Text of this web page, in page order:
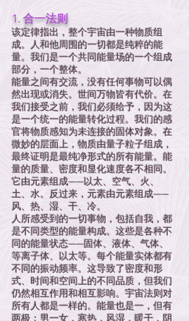
1. 合一法则
该定律指出，整个宇宙由一种物质组
成。人和他周围的一切都是纯粹的能
量。我们是一个共同能量场的一个组成
部分，一个整体。
能量之间有交流，没有任何事物可以偶
然出现或消失。世间万物皆有代价。在
我们接受之前，我们必须给予，因为这
是一个统一的能量转化过程。我们的感
官将物质感知为未连接的固体对象。在
微妙的层面上，物质由量子粒子组成，
最终证明是最纯净形式的所有能量。能
量的质量、密度和显化速度各不相同。
它由元素组成——以太、空气、火、
土、水。反过来，元素由元素组成——
风、热、湿、干、冷。
人所感受到的一切事物，包括自我，都
是不同类型的能量构成。这些是各种不
同的能量状态——固体、液体、气体、
等离子体、以太等。每个能量实体都有
不同的振动频率。这导致了密度和形
式、时间和空间上的不同品质，但我们
仍然相互作用和相互影响。宇宙法则对
所有人都是一样的。能量也是一，但有